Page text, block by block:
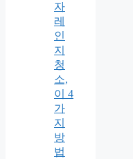
자
레
인
지
청
소,
이 4
가
지
방
법